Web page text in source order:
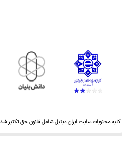
محتویات سایت ایران دیتیل شامل قانون حق تکثیر